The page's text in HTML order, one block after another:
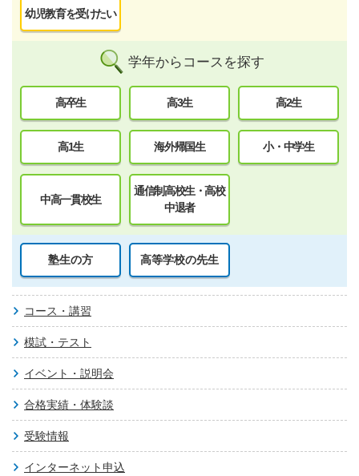
幼児教育を受けたい
学年からコースを探す
高卒生 高3生 高2生
高1生 海外帰国生 小・中学生
中高一貫校生
通信制高校生・高校
中退者
塾生の方 高等学校の先生
コース・講習
模試・テスト
イベント・説明会
合格実績・体験談
受験情報
インターネット申込